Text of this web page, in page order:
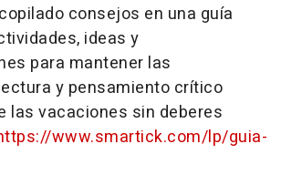
consejos en una guía
ideas y
para mantener las
y pensamiento crítico
las vacaciones sin deberes
www.smartick.com/lp/guia-